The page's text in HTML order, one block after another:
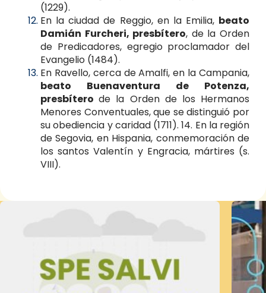
(1229).
En la ciudad de Reggio, en la Emilia, beato
Damián Furcheri, presbítero, de la Orden
de Predicadores, egregio proclamador del
Evangelio (1484).
En Ravello, cerca de Amalfi, en la Campania,
beato Buenaventura de Potenza,
presbíterode la Orden de los Hermanos
Menores Conventuales, que se distinguió por
su obediencia y caridad (1711). 14. En la región
de Segovia, en Hispania, conmemoración de
los santos Valentín y Engracia, mártires (s.
VIII).